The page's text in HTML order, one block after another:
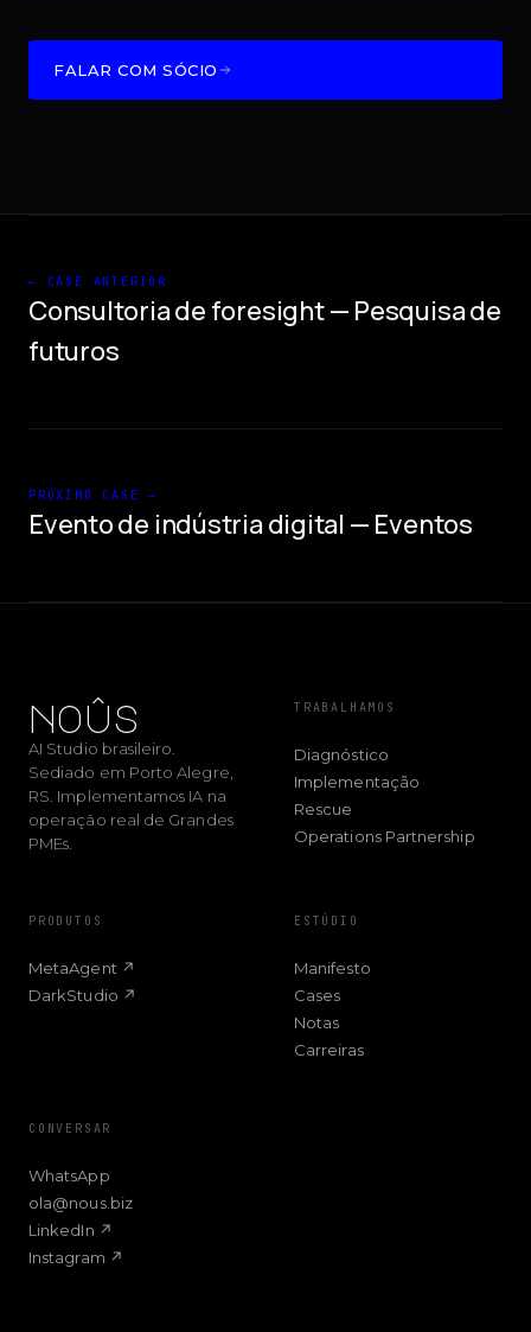
FALAR COM SÓCIO
← CASE ANTERIOR
Consultoria de foresight— Pesquisa de
futuros
PRÓXIMO CASE →
Evento de indústria digital — Eventos
noûs
AI Studio brasileiro.
Sediado em Porto Alegre,
RS. Implementamos IA na
operação real de Grandes
PMEs.
TRABALHAMOS
Diagnóstico
Implementação
Rescue
Operations Partnership
PRODUTOS
MetaAgent ↗
DarkStudio ↗
ESTÚDIO
Manifesto
Cases
Notas
Carreiras
CONVERSAR
WhatsApp
ola@nous.biz
LinkedIn ↗
Instagram ↗